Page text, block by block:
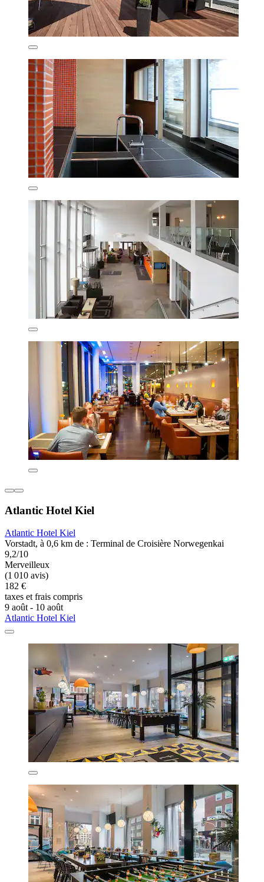
Atlantic Hotel Kiel
Atlantic Hotel Kiel
Vorstadt, à 0,6 km de : Terminal de Croisière Norwegenkai
9,2/10
Merveilleux
(1 010 avis)
182 €
taxes et frais compris
9 août - 10 août
Atlantic Hotel Kiel